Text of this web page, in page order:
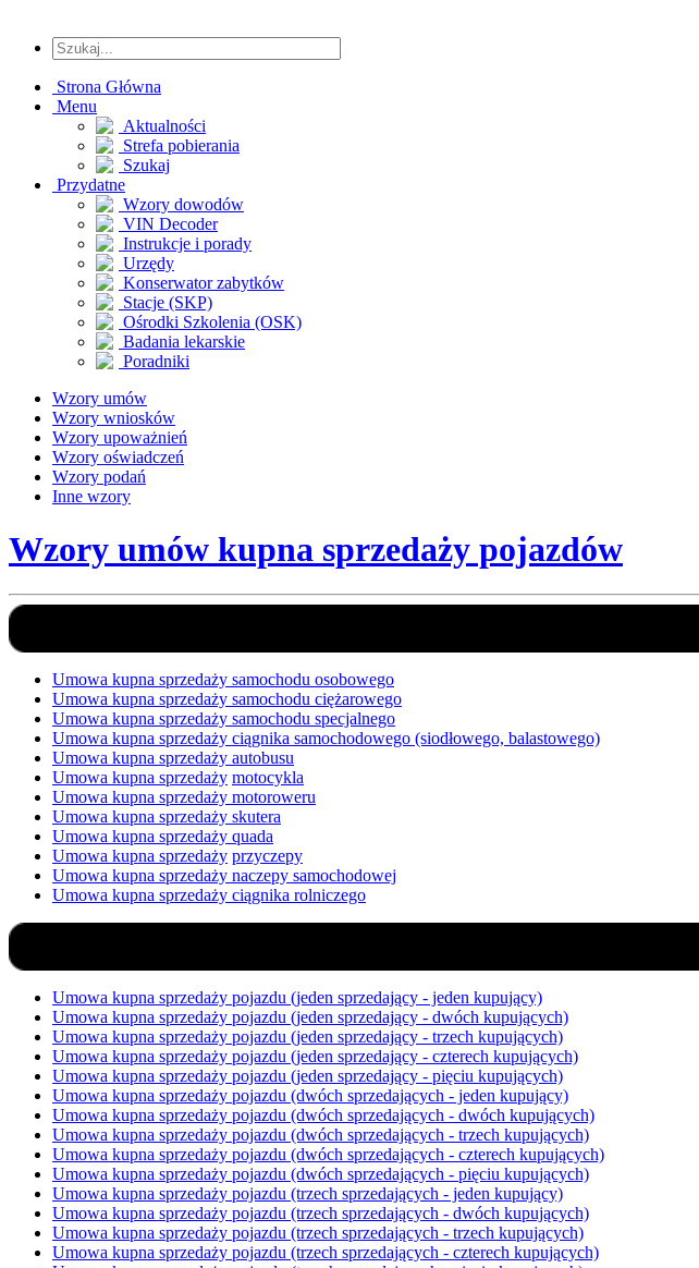
Strona Główna
Menu
Aktualności
Strefa pobierania
Szukaj
Przydatne
Wzory dowodów
VIN Decoder
Instrukcje i porady
Urzędy
Konserwator zabytków
Stacje (SKP)
Ośrodki Szkolenia (OSK)
Badania lekarskie
Poradniki
Wzory umów
Wzory wniosków
Wzory upoważnień
Wzory oświadczeń
Wzory podań
Inne wzory
Wzory umów kupna sprzedaży pojazdów
Umowa kupna sprzedaży samochodu osobowego
Umowa kupna sprzedaży samochodu ciężarowego
Umowa kupna sprzedaży samochodu specjalnego
Umowa kupna sprzedaży ciągnika samochodowego (siodłowego, balastowego)
Umowa kupna sprzedaży autobusu
Umowa kupna sprzedaży motocykla
Umowa kupna sprzedaży motoroweru
Umowa kupna sprzedaży skutera
Umowa kupna sprzedaży quada
Umowa kupna sprzedaży przyczepy
Umowa kupna sprzedaży naczepy samochodowej
Umowa kupna sprzedaży ciągnika rolniczego
Umowa kupna sprzedaży pojazdu (jeden sprzedający - jeden kupujący)
Umowa kupna sprzedaży pojazdu (jeden sprzedający - dwóch kupujących)
Umowa kupna sprzedaży pojazdu (jeden sprzedający - trzech kupujących)
Umowa kupna sprzedaży pojazdu (jeden sprzedający - czterech kupujących)
Umowa kupna sprzedaży pojazdu (jeden sprzedający - pięciu kupujących)
Umowa kupna sprzedaży pojazdu (dwóch sprzedających - jeden kupujący)
Umowa kupna sprzedaży pojazdu (dwóch sprzedających - dwóch kupujących)
Umowa kupna sprzedaży pojazdu (dwóch sprzedających - trzech kupujących)
Umowa kupna sprzedaży pojazdu (dwóch sprzedających - czterech kupujących)
Umowa kupna sprzedaży pojazdu (dwóch sprzedających - pięciu kupujących)
Umowa kupna sprzedaży pojazdu (trzech sprzedających - jeden kupujący)
Umowa kupna sprzedaży pojazdu (trzech sprzedających - dwóch kupujących)
Umowa kupna sprzedaży pojazdu (trzech sprzedających - trzech kupujących)
Umowa kupna sprzedaży pojazdu (trzech sprzedających - czterech kupujących)